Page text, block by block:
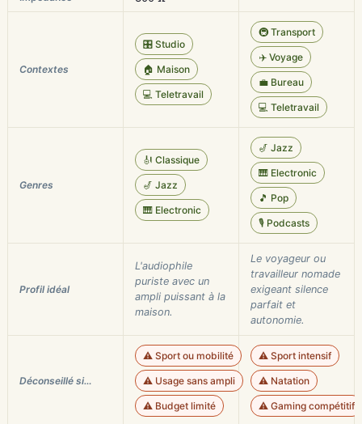
Contextes
🎛️ Studio
🏠 Maison
💻 Teletravail
🚇 Transport
✈️ Voyage
💼 Bureau
💻 Teletravail
Genres
🎻 Classique
🎷 Jazz
🎹 Electronic
🎷 Jazz
🎹 Electronic
🎵 Pop
🎙️ Podcasts
Profil idéal
L'audiophile
puriste avec un
ampli puissant à la
maison.
Le voyageur ou
travailleur nomade
exigeant silence
parfait et
autonomie.
Déconseillé si…
⚠️ Sport ou mobilité
⚠️ Usage sans ampli
⚠️ Budget limité
⚠️ Sport intensif
⚠️ Natation
⚠️ Gaming compétitif